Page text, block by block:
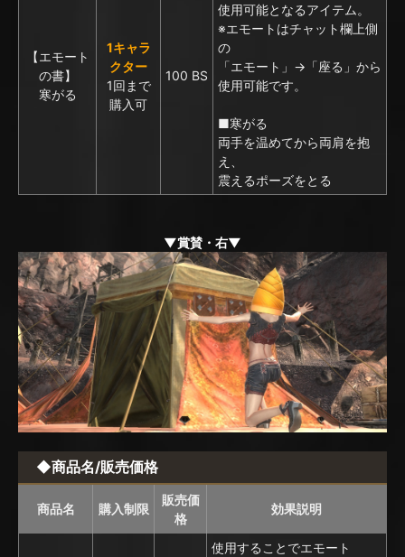
【エモート
の書】
寒がる
1キャラ
クター
1回まで
購入可
100 BS
使用可能となるアイテム。
※エモートはチャット欄上側
の
「エモート」→「座る」から
使用可能です。
■寒がる
両手を温めてから両肩を抱
え、
震えるポーズをとる
▼賞賛・右▼
◆商品名/販売価格
商品名 購入制限
販売価
格
効果説明
使用することでエモート